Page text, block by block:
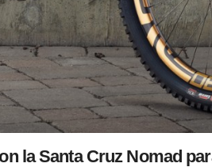
la Santa Cruz Nomad